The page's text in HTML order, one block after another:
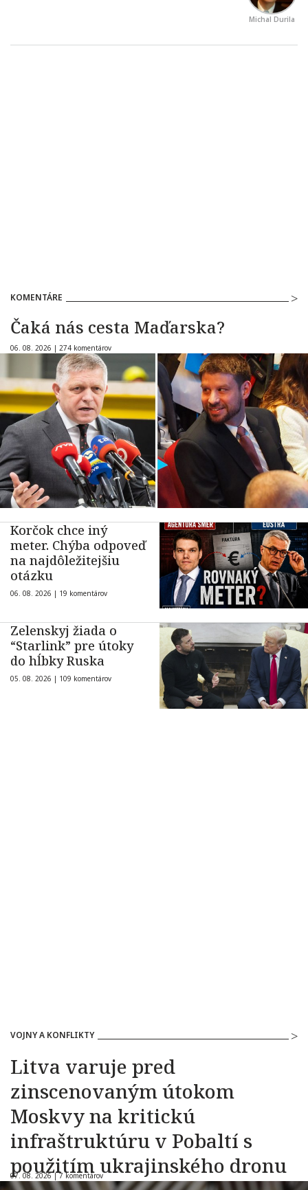
Michal Durila
KOMENTÁRE
Čaká nás cesta Maďarska?
06. 08. 2026 | 274 komentárov
Korčok chce iný
meter. Chýba odpoveď
na najdôležitejšiu
otázku
06. 08. 2026 | 19 komentárov
Zelenskyj žiada o
“Starlink” pre útoky
do hĺbky Ruska
05. 08. 2026 | 109 komentárov
VOJNY A KONFLIKTY
Litva varuje pred
zinscenovaným útokom
Moskvy na kritickú
infraštruktúru v Pobaltí s
použitím ukrajinského dronu
07. 08. 2026 |7 komentárov